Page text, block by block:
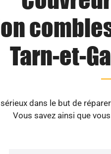
Tarn-et-
dans le but de
Vous savez ainsi que